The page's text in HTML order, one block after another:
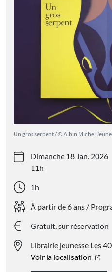
Un gros serpent / © Albin Michel
Dimanche 18 Jan. 2026
11h
1h
À partir de 6 ans /
Gratuit, sur réservation
Librairie jeunesse Les
Voir la localisation